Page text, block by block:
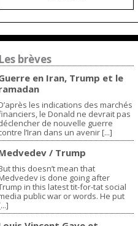
Les brèves
en Iran, Trump et le
les indications des marchés
le Donald ne devrait pas
de nouvelle guerre
l’Iran dans un avenir [...]
/ Trump
this doesn’t mean that
is done going after
in this latest tit-for-tat social
public war or words. He put